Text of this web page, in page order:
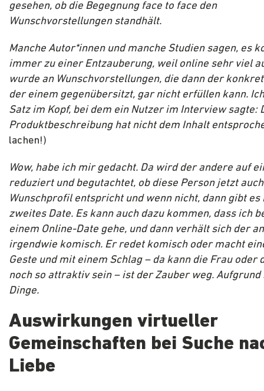
gesehen, ob die Begegnung face to face den
Wunschvorstellungen standhält.
Manche Autor*innen und manche Studien sagen, es
immer zu einer Entzauberung, weil online sehr viel
wurde an Wunschvorstellungen, die dann der
der einem gegenübersitzt, gar nicht erfüllen kann.
Satz im Kopf, bei dem ein Nutzer im Interview sagte:
Produktbeschreibung hat nicht dem Inhalt
lachen!)
Wow, habe ich mir gedacht. Da wird der andere auf
reduziert und begutachtet, ob diese Person jetzt
Wunschprofil entspricht und wenn nicht, dann gibt es
zweites Date. Es kann auch dazu kommen, dass ich
einem Online-Date gehe, und dann verhält sich der
irgendwie komisch. Er redet komisch oder macht
Geste und mit einem Schlag – da kann die Frau oder
noch so attraktiv sein – ist der Zauber weg.
Dinge.
Auswirkungen virtueller
Gemeinschaften bei Suche
Liebe